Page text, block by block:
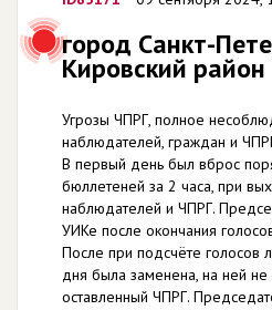
город Санкт-
Кировский район
Угрозы ЧПРГ, полное
наблюдателей, граждан и
В первый день был вброс
бюллетеней за 2 часа, при
наблюдателей и ЧПРГ.
УИКе после окончания
После при подсчёте голосов
дня была заменена, на ней
оставленный ЧПРГ.